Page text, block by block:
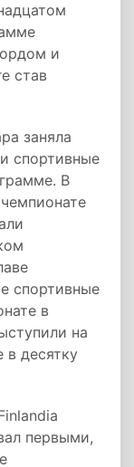
и
став
заняла
спортивные
В
спортивные
в
на
десятку
первыми,